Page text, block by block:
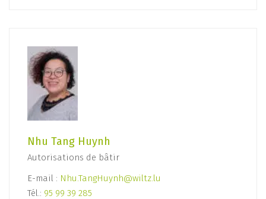
Nhu Tang Huynh
Autorisations de bâtir
E-mail : Nhu.TangHuynh@wiltz.lu
Tél.: 95 99 39 285